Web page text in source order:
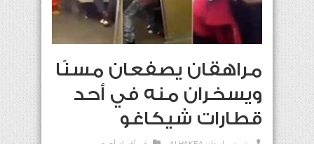
مراهقان يصفعان مسنًا
ويسخران منه في أحد
قطارات شيكاغو